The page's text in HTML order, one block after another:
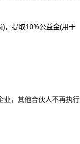
，提取10%公益金(用于
业，其他合伙人不再执行